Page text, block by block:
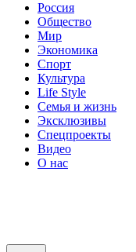
Россия
Общество
Мир
Экономика
Спорт
Культура
Life Style
Семья и жизнь
Эксклюзивы
Спецпроекты
Видео
О нас